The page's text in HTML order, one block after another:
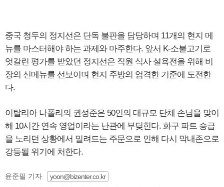
중국 청두의 정지선은 단독 불판을 담당하며 11개의 현지 메
뉴를 마스터해야 하는 과제와 마주한다. 앞서 K-소불고기로
엇갈린 평가를 받았던 정지선은 직원 식사 설욕전을 위해 비
장의 신메뉴를 선보이며 현지 주방의 엄격한 기준에 도전한
다.
이탈리아 나폴리의 권성준은 50인의 대규모 단체 손님을 맞이
해 10시간 연속 영업이라는 난관에 부딪힌다. 화구 파트 승급
을 노리던 상황에서 밀려드는 주문으로 인해 다시 막내존으로
강등될 위기에 처한다.
윤준필 기자
yoon@bizenter.co.kr